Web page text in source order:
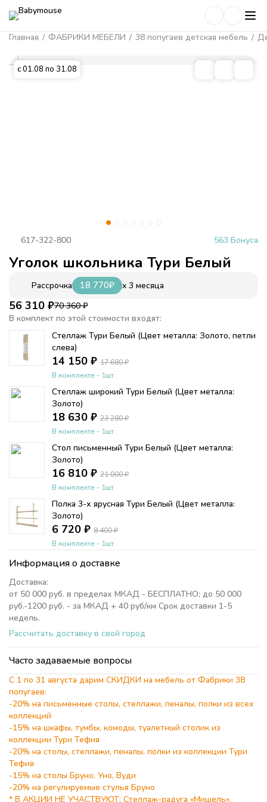
Главная / ФАБРИКИ МЕБЕЛИ / 38 попугаев детская мебель /
с 01.08 по 31.08
617-322-800 563 Бонуса
Уголок школьника Тури Белый
Рассрочка 18 770₽ x 3 месяца
В комплект по этой стоимости входят:
Стеллаж Тури Белый (Цвет металла: Золото, петли
слева)
14 150 ₽ 17 680₽
В комплекте - 1шт.
Стеллаж широкий Тури Белый (Цвет металла:
Золото)
18 630 ₽ 23 280₽
В комплекте - 1шт.
Стол письменный Тури Белый (Цвет металла:
Золото)
16 810 ₽ 21 000₽
В комплекте - 1шт.
Полка 3-х ярусная Тури Белый (Цвет металла:
Золото)
6 720 ₽ 8 400₽
В комплекте - 1шт.
56 310 ₽70 360₽
Информация о доставке
Доставка:
от 50 000 руб. в пределах МКАД - БЕСПЛАТНО; до 50 000
руб.-1200 руб. - за МКАД + 40 руб/км Срок доставки 1-5
недель.
Рассчитать доставку в свой город
Часто задаваемые вопросы
С 1 по 31 августа дарим СКИДКИ на мебель от Фабрики 38
попугаев:
-20% на письменные столы, стеллажи, пеналы, полки из всех
коллекций
-15% на шкафы, тумбы, комоды, туалетный столик из
коллекции Тури Тефия
-20% на столы, стеллажи, пеналы, полки из коллекции Тури
Тефия
-15% на столы Бруно, Уно, Вуди
-20% на регулируемые стулья Бруно
* В АКЦИИ НЕ УЧАСТВУЮТ: Стеллаж-радуга «Мишель»,